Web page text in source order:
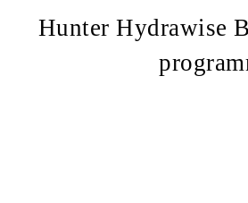
Hunter Hydrawise